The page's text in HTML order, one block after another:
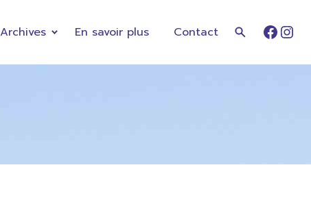
Archives En savoir plus Contact